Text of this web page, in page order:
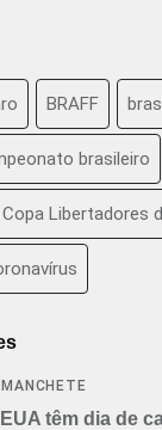
BRAFF
brasileiro
Copa Libertadores
MANCHETE
têm dia de